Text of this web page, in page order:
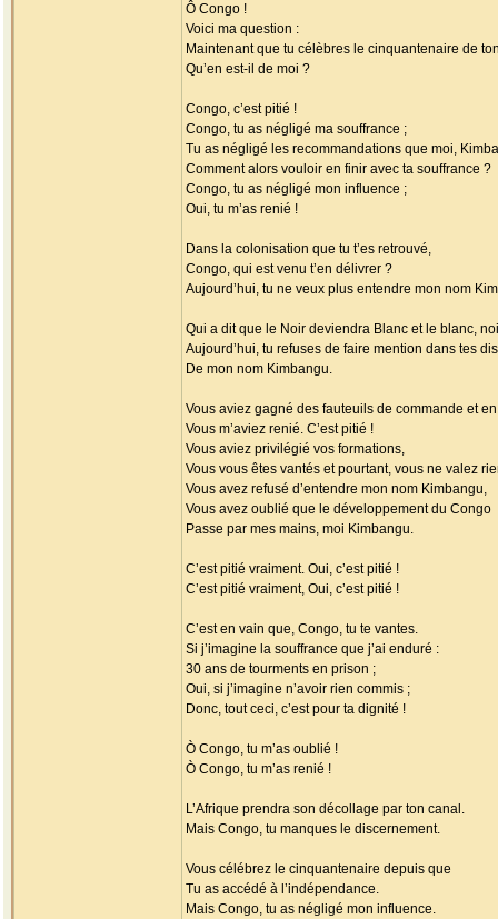
Ô Congo !
Voici ma question :
Maintenant que tu célèbres le cinquantenaire de
Qu’en est-il de moi ?
Congo, c’est pitié !
Congo, tu as négligé ma souffrance ;
Tu as négligé les recommandations que moi,
Comment alors vouloir en finir avec ta souffrance ?
Congo, tu as négligé mon influence ;
Oui, tu m’as renié !
Dans la colonisation que tu t’es retrouvé,
Congo, qui est venu t’en délivrer ?
Aujourd’hui, tu ne veux plus entendre mon nom
Qui a dit que le Noir deviendra Blanc et le blanc,
Aujourd’hui, tu refuses de faire mention dans tes
De mon nom Kimbangu.
Vous aviez gagné des fauteuils de commande et
Vous m’aviez renié. C’est pitié !
Vous aviez privilégié vos formations,
Vous vous êtes vantés et pourtant, vous ne valez
Vous avez refusé d’entendre mon nom Kimbangu,
Vous avez oublié que le développement du Congo
Passe par mes mains, moi Kimbangu.
C’est pitié vraiment. Oui, c’est pitié !
C’est pitié vraiment, Oui, c’est pitié !
C’est en vain que, Congo, tu te vantes.
Si j’imagine la souffrance que j’ai enduré :
30 ans de tourments en prison ;
Oui, si j’imagine n’avoir rien commis ;
Donc, tout ceci, c’est pour ta dignité !
Ò Congo, tu m’as oublié !
Ò Congo, tu m’as renié !
L’Afrique prendra son décollage par ton canal.
Mais Congo, tu manques le discernement.
Vous célébrez le cinquantenaire depuis que
Tu as accédé à l’indépendance.
Mais Congo, tu as négligé mon influence.